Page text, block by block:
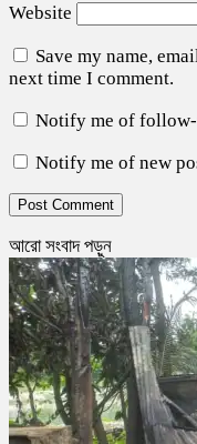
Website
Save my name,
next time I comment.
Notify me of follow-
Notify me of new
আরো সংবাদ পড়ুন